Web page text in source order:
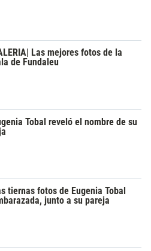
Las mejores fotos de la
de Fundaleu
Tobal reveló el nombre de su
tiernas fotos de Eugenia Tobal
junto a su pareja